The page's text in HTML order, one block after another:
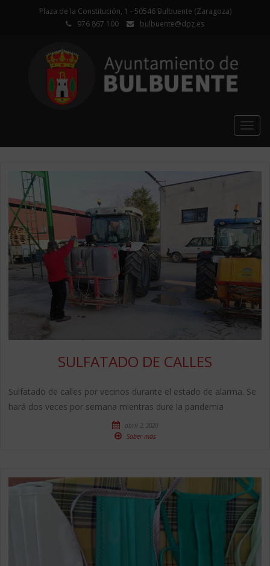
Plaza de la Constitución, 1 - 50546 Bulbuente (Zaragoza)
976 867 100
bulbuente@dpz.es
SULFATADO DE CALLES
Sulfatado de calles por vecinos durante el estado de alarma. Se
hará dos veces por semana mientras dure la pandemia
abril 2, 2020
Saber más